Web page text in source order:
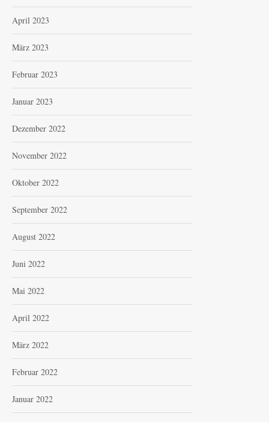
April 2023
März 2023
Februar 2023
Januar 2023
Dezember 2022
November 2022
Oktober 2022
September 2022
August 2022
Juni 2022
Mai 2022
April 2022
März 2022
Februar 2022
Januar 2022